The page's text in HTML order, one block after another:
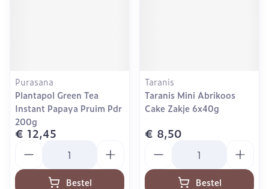
Purasana
Plantapol Green Tea
Instant Papaya Pruim Pdr
200g
€ 12,45
Bestel
Taranis
Taranis Mini Abrikoos
Cake Zakje 6x40g
€ 8,50
Bestel